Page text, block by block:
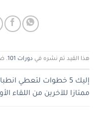
هذا القيد تم نشره في دورات 101 .
إليك 5 خطوات لتعطي
ممتازا للآخرين من اللقاء